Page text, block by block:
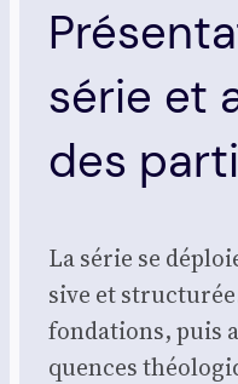
série et
des
La série se
sive et
fon­da­tions, puis
quences